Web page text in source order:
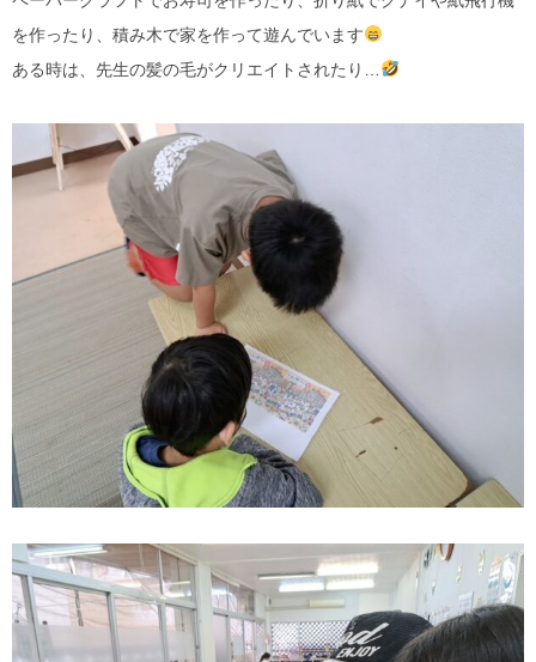
を作ったり、積み木で家を作って遊んでいます
ある時は、先生の髪の毛がクリエイトされたり…